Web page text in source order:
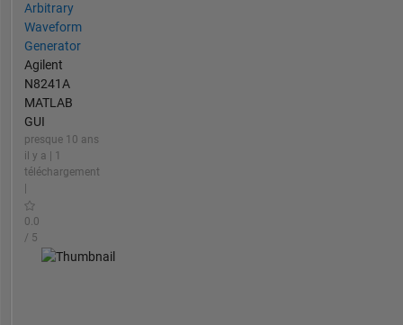
Arbitrary
Waveform
Generator
Agilent
N8241A
MATLAB
GUI
presque 10 ans
il y a | 1
téléchargement
0.0
/ 5